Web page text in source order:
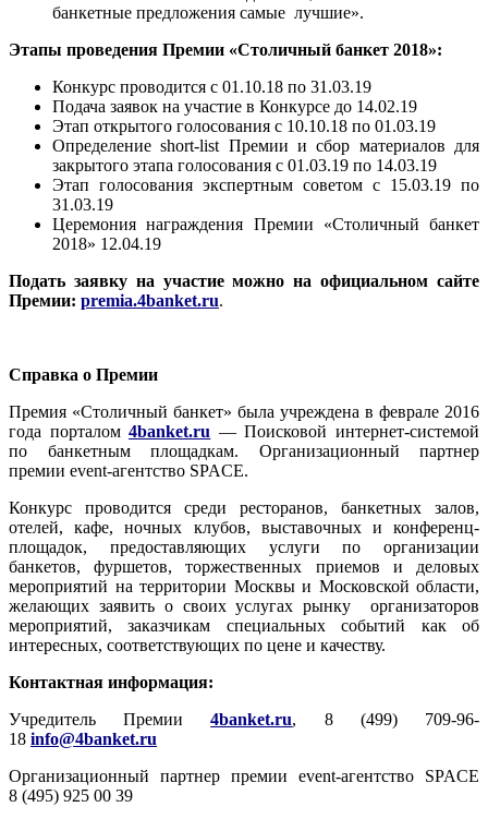
банкетные предложения самые лучшие».
Этапы проведения Премии «Столичный банкет 2018»:
Конкурс проводится с 01.10.18 по 31.03.19
Подача заявок на участие в Конкурсе до 14.02.19
Этап открытого голосования с 10.10.18 по 01.03.19
Определение short-list Премии и сбор материалов для
закрытого этапа голосования с 01.03.19 по 14.03.19
Этап голосования экспертным советом с 15.03.19 по
31.03.19
Церемония награждения Премии «Столичный банкет
2018» 12.04.19
Подать заявку на участие можно на официальном сайте
Премии: premia.4banket.ru.
Справка о Премии
Премия «Столичный банкет» была учреждена в феврале 2016
года порталом4banket.ru — Поисковой интернет-системой
по банкетным площадкам. Организационный партнер
премии event-агентство SPACE.
Конкурс проводится среди ресторанов, банкетных залов,
отелей, кафе, ночных клубов, выставочных и конференц-
площадок, предоставляющих услуги по организации
банкетов, фуршетов, торжественных приемов и деловых
мероприятий на территории Москвы и Московской области,
желающих заявить о своих услугах рынку организаторов
мероприятий, заказчикам специальных событий как об
интересных, соответствующих по цене и качеству.
Контактная информация:
Учредитель Премии4banket.ru, 8 (499) 709-96-
18 info@4banket.ru
Организационный партнер премии event-агентство SPACE
8 (495) 925 00 39